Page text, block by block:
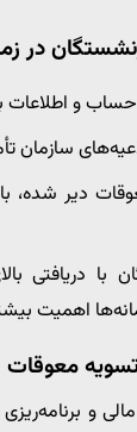
در
و اطلاعات
سازمان
دیر شده،
اهمیت
و